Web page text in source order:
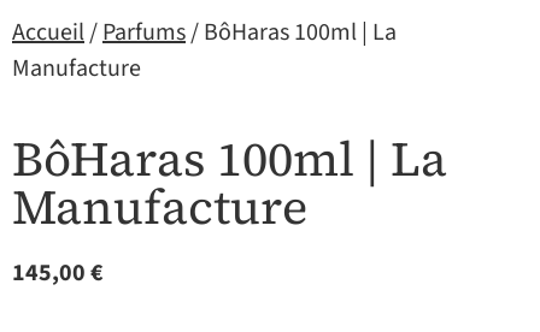
Accueil/Parfums/ BôHaras 100ml | La
Manufacture
BôHaras 100ml | La
Manufacture
145,00€